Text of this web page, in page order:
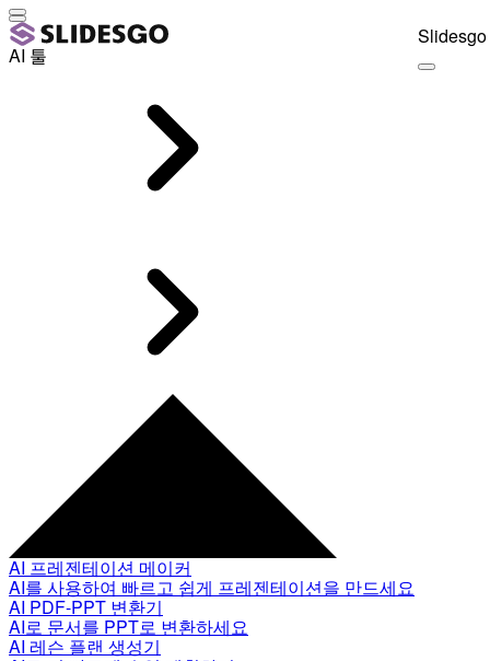
AI 툴
AI 프레젠테이션 메이커
AI를 사용하여 빠르고 쉽게 프레젠테이션을 만드세요
AI PDF-PPT 변환기
AI로 문서를 PPT로 변환하세요
AI 레슨 플랜 생성기